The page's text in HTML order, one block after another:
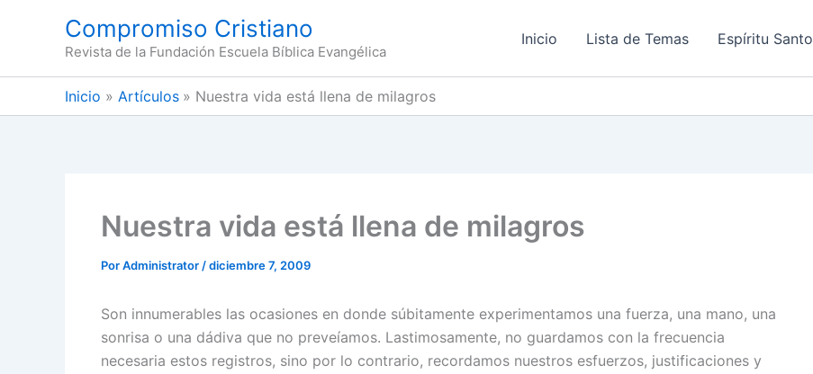
contenido
Compromiso Cristiano
Revista de la Fundación Escuela Bíblica Evangélica
Inicio Lista de Temas Espíritu Santo
Inicio Artículos Nuestra vida está llena de milagros
Nuestra vida está llena de milagros
PorAdministrator /diciembre 7, 2009
Son innumerables las ocasiones en donde súbitamente experimentamos una fuerza, una mano, una
sonrisa o una dádiva que no preveíamos. Lastimosamente, no guardamos con la frecuencia
necesaria estos registros, sino por lo contrario, recordamos nuestros esfuerzos, justificaciones y